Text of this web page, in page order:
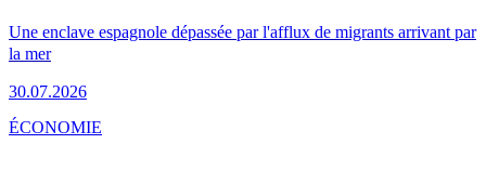
Une enclave espagnole dépassée par l'afflux de migrants arrivant par
la mer
30.07.2026
ÉCONOMIE